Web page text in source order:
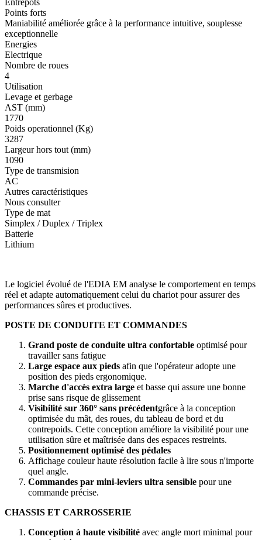
Entrepôts
Points forts
Maniabilité améliorée grâce à la performance intuitive, souplesse
exceptionnelle
Energies
Electrique
Nombre de roues
4
Utilisation
Levage et gerbage
AST (mm)
1770
Poids operationnel (Kg)
3287
Largeur hors tout (mm)
1090
Type de transmision
AC
Autres caractéristiques
Nous consulter
Type de mat
Simplex / Duplex / Triplex
Batterie
Lithium
Le logiciel évolué de l'EDIA EM analyse le comportement en temps
réel et adapte automatiquement celui du chariot pour assurer des
performances sûres et productives.
POSTE DE CONDUITE ET COMMANDES
Grand poste de conduite ultra confortable optimisé pour
travailler sans fatigue
Large espace aux pieds afin que l'opérateur adopte une
position des pieds ergonomique.
Marche d'accès extra large et basse qui assure une bonne
prise sans risque de glissement
Visibilité sur 360° sans précédentgrâce à la conception
optimisée du mât, des roues, du tableau de bord et du
contrepoids. Cette conception améliore la visibilité pour une
utilisation sûre et maîtrisée dans des espaces restreints.
Positionnement optimisé des pédales
Affichage couleur haute résolution facile à lire sous n'importe
quel angle.
Commandes par mini-leviers ultra sensible pour une
commande précise.
CHASSIS ET CARROSSERIE
Conception à haute visibilité avec angle mort minimal pour